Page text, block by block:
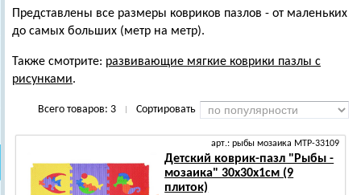
Представлены все размеры ковриков пазлов - от маленьких
до самых больших (метр на метр).
Также смотрите: развивающие мягкие коврики пазлы с
рисунками.
Всего товаров: 3 Сортировать
арт.: рыбы мозаика MTP-33109
Детский коврик-пазл "Рыбы -
мозаика" 30х30х1см (9
плиток)